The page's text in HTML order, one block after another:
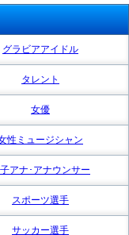
グラビアアイドル
タレント
女優
性ミュージシャン
アナ･アナウンサー
スポーツ選手
サッカー選手